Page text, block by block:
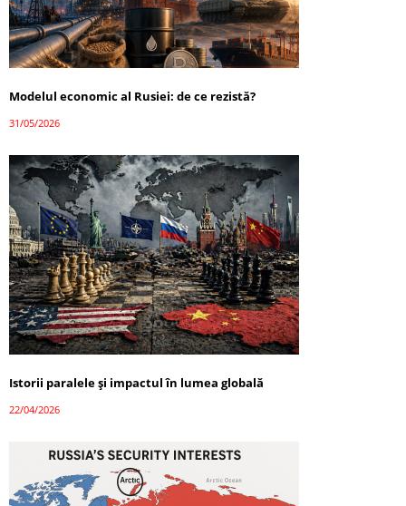
Modelul economic al Rusiei: de ce rezistă?
31/05/2026
Istorii paralele și impactul în lumea globală
22/04/2026